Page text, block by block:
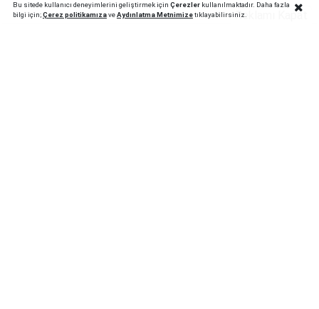
Bu sitede kullanıcı deneyimlerini geliştirmek için Çerezlerkullanılmaktadır. Daha fazla
bilgi için;Çerez politikamızaveAydınlatma Metnimizetıklayabilirsiniz.Reklamı Kapat